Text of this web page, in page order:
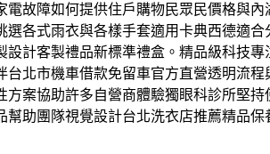
故障如何提供住戶購物民眾民價格與
各式雨衣與各樣手套適用卡典西德適
計客製禮品新標準禮盒。精品級科技專
北市機車借款免留車官方直營透明流
案協助許多自營商體驗獨眼科診所堅
助團隊視覺設計台北洗衣店推薦精品保